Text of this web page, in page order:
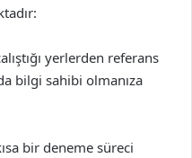
yerlerden referans
bilgi sahibi olmanıza
bir deneme süreci